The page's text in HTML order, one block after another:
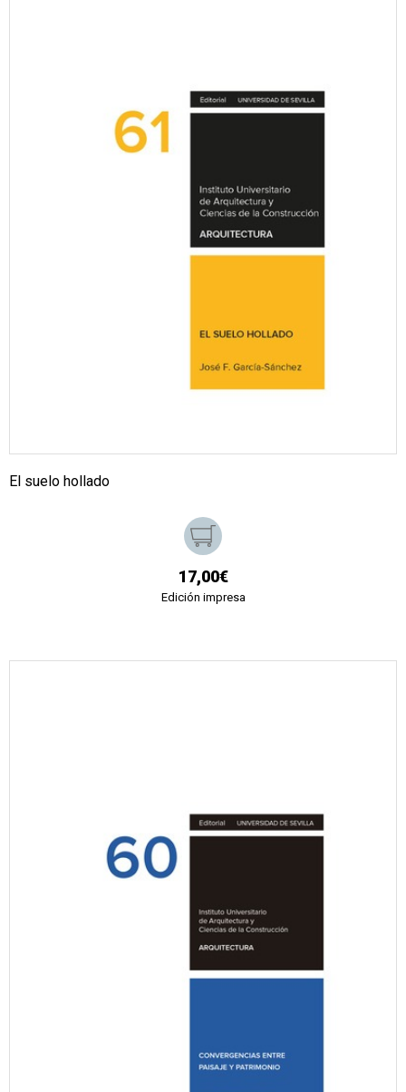
El suelo hollado
17,00€
Edición impresa